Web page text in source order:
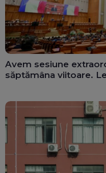
Avem sesiune
săptămâna viitoare.